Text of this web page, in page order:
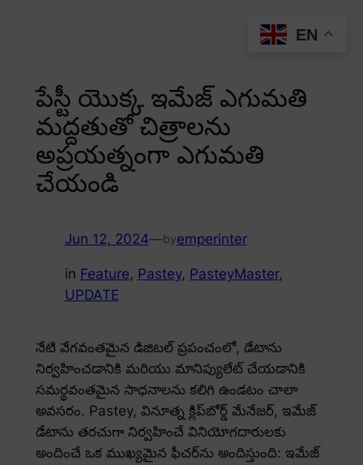
పేస్టీ యొక్క ఇమేజ్ ఎగుమతి
మద్దతుతో చిత్రాలను
అప్రయత్నంగా ఎగుమతి
చేయండి
Jun 12, 2024—byemperinter
in Feature, Pastey, PasteyMaster
UPDATE
నేటి వేగవంతమైన డిజిటల్ ప్రపంచంలో, డేటాను
నిర్వహించడానికి మరియు మానిప్యులేట్ చేయడానికి
సమర్థవంతమైన సాధనాలను కలిగి ఉండటం చాలా
అవసరం. Pastey, వినూత్న క్లిప్‌బోర్డ్ మేనేజర్, ఇమేజ్
డేటాను తరచుగా నిర్వహించే వినియోగదారులకు
అందించే ఒక ముఖ్యమైన ఫీచర్‌ను అందిస్తుంది: ఇమేజ్
EN